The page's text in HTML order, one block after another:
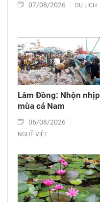
07/08/2026 DU LỊCH
Lâm Đồng: Nhộn nhịp
mùa cá Nam
06/08/2026
NGHỀ VIỆT